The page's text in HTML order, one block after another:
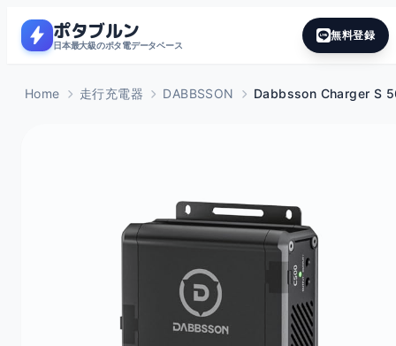
bolt ポタブルン
日本最大級のポタ電データベース
無料登録
Home 走行充電器 DABBSSON